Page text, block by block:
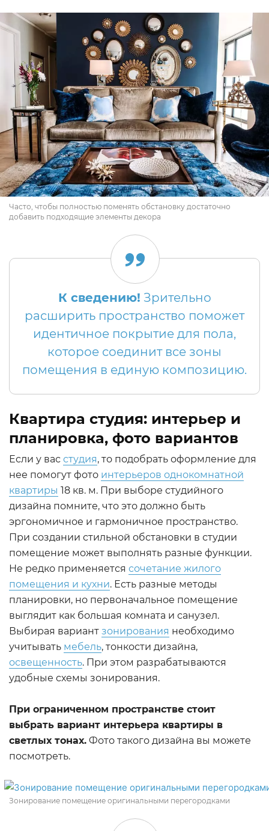
Часто, чтобы полностью поменять обстановку достаточно
добавить подходящие элементы декора
К сведению! Зрительно
расширить пространство поможет
идентичное покрытие для пола,
которое соединит все зоны
помещения в единую композицию.
Квартира студия: интерьер и
планировка, фото вариантов
Если у вас студия, то подобрать оформление для
нее помогут фото интерьеров однокомнатной
квартиры 18 кв. м. При выборе студийного
дизайна помните, что это должно быть
эргономичное и гармоничное пространство.
При создании стильной обстановки в студии
помещение может выполнять разные функции.
Не редко применяется сочетание жилого
помещения и кухни. Есть разные методы
планировки, но первоначальное помещение
выглядит как большая комната и санузел.
Выбирая вариант зонирования необходимо
учитывать мебель, тонкости дизайна,
освещенность. При этом разрабатываются
удобные схемы зонирования.
При ограниченном пространстве стоит
выбрать вариант интерьера квартиры в
светлых тонах. Фото такого дизайна вы можете
посмотреть.
Зонирование помещение оригинальными перегородками